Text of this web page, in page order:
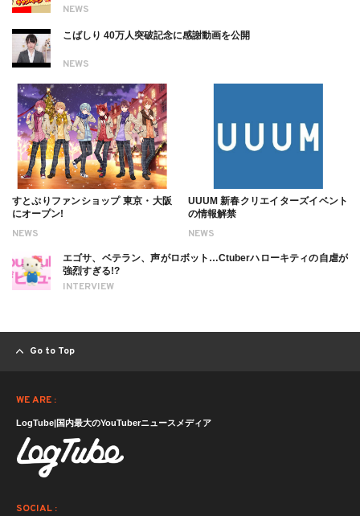
NEWS
NEWS
こばしり 40万人突破記念に感謝動画を公開
NEWS
すとぷりファンショップ 東京・大阪
にオープン!
NEWS
UUUM 新春クリエイターズイベント
の情報解禁
INTERVIEW
エゴサ、ベテラン、声がロボット…Ctuberハローキティの自虐が
強烈すぎる!?
Go to Top
WE ARE :
LogTube|国内最大のYouTuberニュースメディア
SOCIAL :